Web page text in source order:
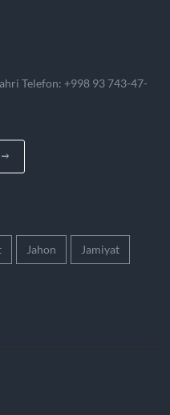
Telefon: +998 93 743-47-
Jahon Jamiyat